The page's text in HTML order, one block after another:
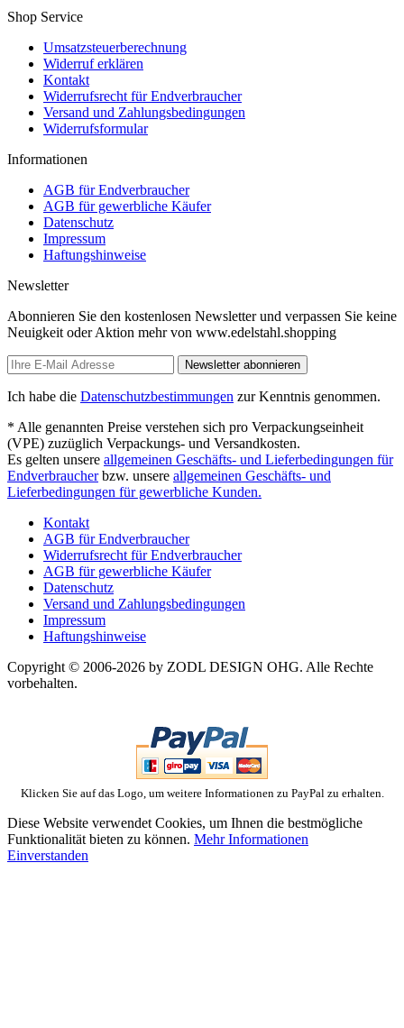
Shop Service
Umsatzsteuerberechnung
Widerruf erklären
Kontakt
Widerrufsrecht für Endverbraucher
Versand und Zahlungsbedingungen
Widerrufsformular
Informationen
AGB für Endverbraucher
AGB für gewerbliche Käufer
Datenschutz
Impressum
Haftungshinweise
Newsletter
Abonnieren Sie den kostenlosen Newsletter und verpassen Sie keine
Neuigkeit oder Aktion mehr von www.edelstahl.shopping
Newsletter abonnieren
Ich habe die Datenschutzbestimmungen zur Kenntnis genommen.
* Alle genannten Preise verstehen sich pro Verpackungseinheit
(VPE) zuzüglich Verpackungs- und Versandkosten.
Es gelten unsere allgemeinen Geschäfts- und Lieferbedingungen für
Endverbraucherbzw. unsere allgemeinen Geschäfts- und
Lieferbedingungen für gewerbliche Kunden.
Kontakt
AGB für Endverbraucher
Widerrufsrecht für Endverbraucher
AGB für gewerbliche Käufer
Datenschutz
Versand und Zahlungsbedingungen
Impressum
Haftungshinweise
Copyright © 2006-2026 by ZODL DESIGN OHG. Alle Rechte
vorbehalten.
Klicken Sie auf das Logo, um weitere Informationen zu PayPal zu erhalten.
Diese Website verwendet Cookies, um Ihnen die bestmögliche
Funktionalität bieten zu können. Mehr Informationen
Einverstanden